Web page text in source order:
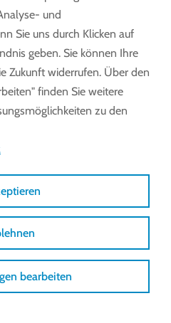
und
Sie uns durch Klicken auf
geben. Sie können Ihre
Zukunft widerrufen. Über den
finden Sie weitere
zu den
bearbeiten